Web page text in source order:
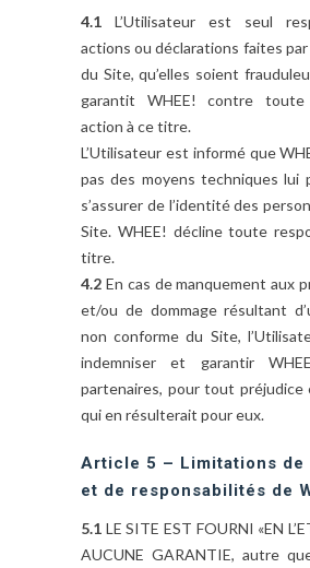
4.1 L’Utilisateur est seul
actions ou déclarations faites par
du Site, qu’elles soient
garantit WHEE! contre toute
action à ce titre.
L’Utilisateur est informé que
pas des moyens techniques lui
s’assurer de l’identité des
Site. WHEE! décline toute
titre.
4.2 En cas de manquement aux
et/ou de dommage résultant
non conforme du Site,
indemniser et garantir
partenaires, pour tout préjudice
qui en résulterait pour eux.
Article 5 – Limitations de
et de responsabilités de
5.1 LE SITE EST FOURNI «EN
AUCUNE GARANTIE, autre